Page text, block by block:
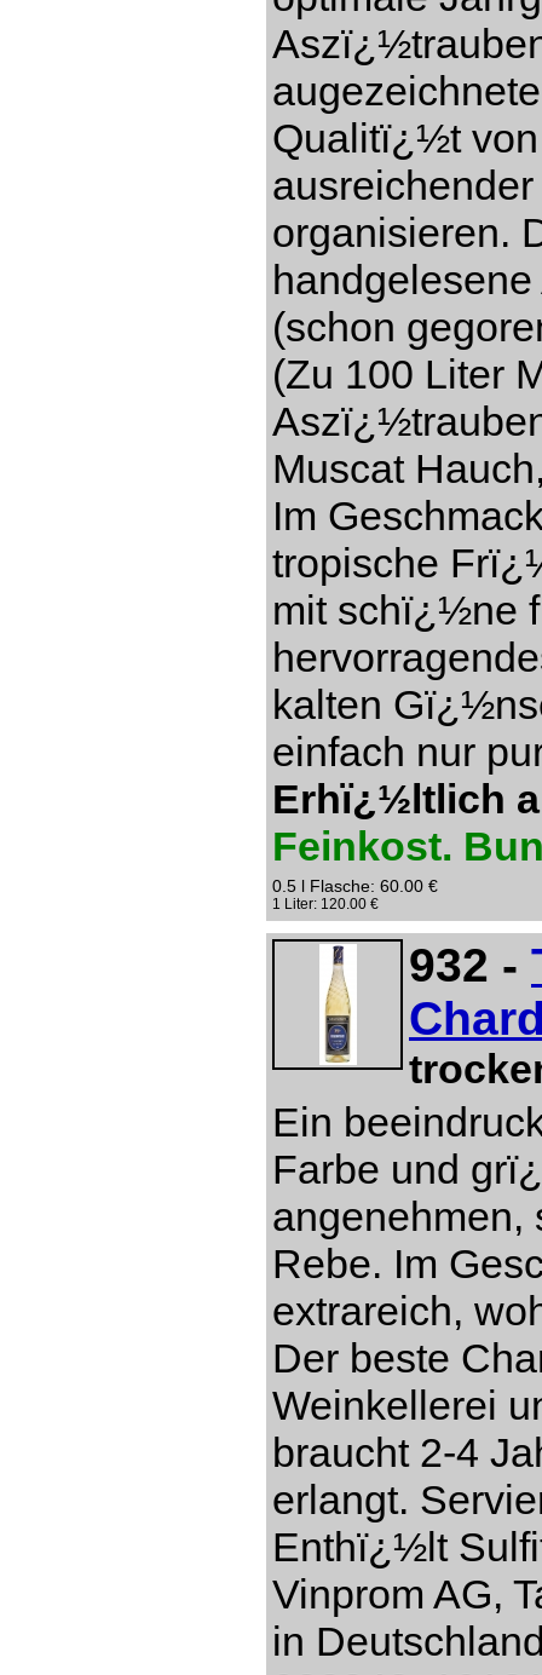
Qualitï¿½t
organisieren.
(schon
(Zu 100 Liter
Muscat
Im
tropische
mit schï¿½ne
kalten
einfach nur
Erhï¿½ltlich
Feinkost.
0.5 l Flasche: 60.00 €
1 Liter: 120.00 €
932 -
Ein
Farbe und
angenehmen,
Rebe. Im
extrareich,
Der beste
Weinkellerei
braucht 2-4
erlangt.
Enthï¿½lt
Vinprom AG,
in